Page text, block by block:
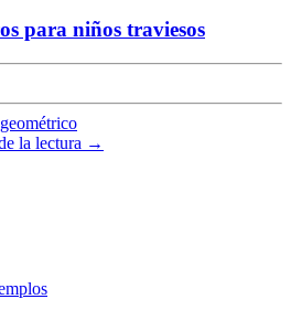
para niños traviesos
la lectura →